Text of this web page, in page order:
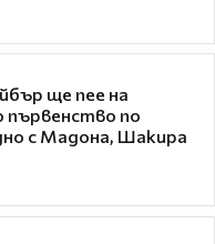
ще пее на
по
с Мадона, Шакира